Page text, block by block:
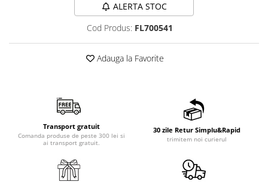
ALERTA STOC
Cod Produs: FL700541
Adauga la Favorite
Transport gratuit
Comanda produse de peste 300 lei si
ai transport gratuit.
30 zile Retur Simplu&Rapid
trimitem noi curierul